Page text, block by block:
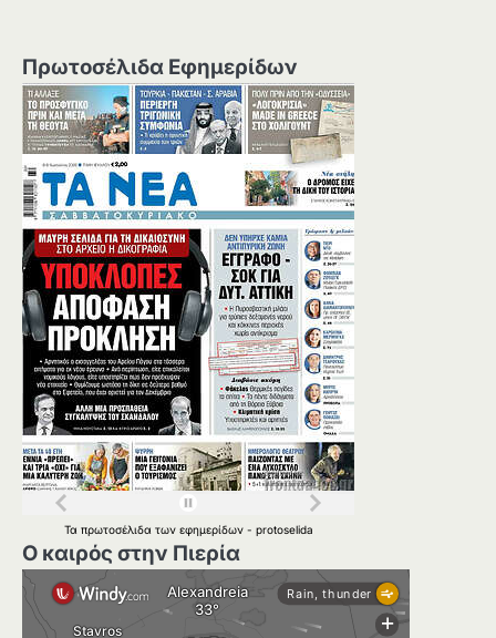
Πρωτοσέλιδα Εφημερίδων
Τα πρωτοσέλιδα των εφημερίδων - protoselida
Ο καιρός στην Πιερία